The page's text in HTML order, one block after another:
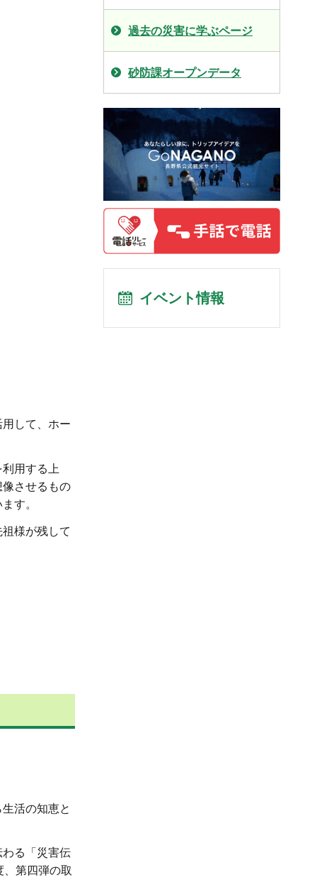
して、ホー
用する上
させるもの
す。
様が残して
活の知恵と
る「災害伝
第四弾の取
過去の災害に学ぶページ
砂防課オープンデータ
イベント情報